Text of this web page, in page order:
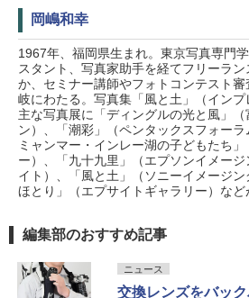
岡嶋和幸
1967年、福岡県生まれ。東京写真専門
スタント、写真家助手を経てフリーラ
か、セミナー講師やフォトコンテスト
岐にわたる。写真集「風と土」（インプ
主な写真展に「ディングルの光と風」
ン）、「潮彩」（ペンタックスフォーラ
ミャンマー・インレー湖の子どもたち
ー）、「九十九里」（エプソンイメー
イト）、「風と土」（ソニーイメージ
ほとり」（エプサイトギャラリー）など
編集部のおすすめ記事
ニュース
交換レンズをバッ